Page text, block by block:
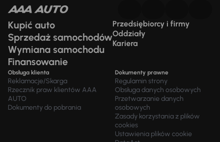
Kupić auto
Sprzedaż samochodów
Wymiana samochodu
Finansowanie
Przedsiębiorcy i firmy
Oddziały
Kariera
Obsługa klienta
Reklamacje/Skarga
Rzecznik praw klientów AAA
AUTO
Dokumenty do pobrania
Dokumenty prawne
Regulamin strony
Obsługa danych osobowych
Przetwarzanie danych
osobowych
Zasady korzystania z plików
cookies
Ustawienia plików cookie